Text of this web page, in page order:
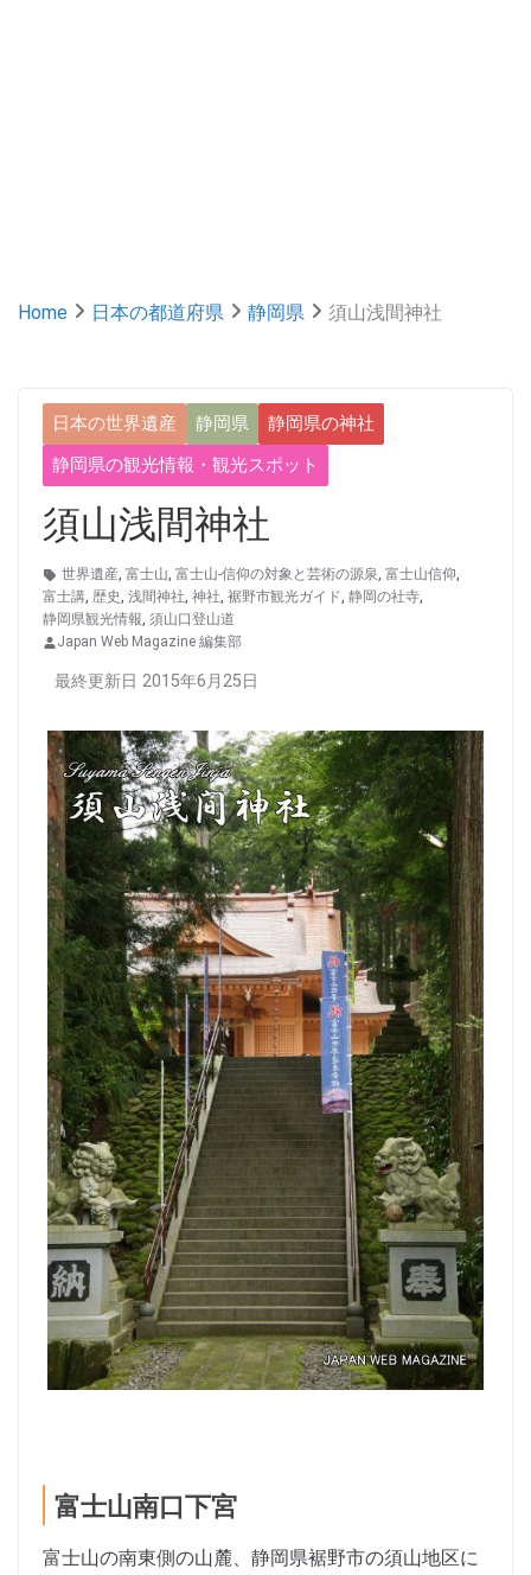
Home 日本の都道府県 静岡県 須山浅間神社
日本の世界遺産 静岡県
静岡県の神社
静岡県の観光情報・観光スポット
須山浅間神社
世界遺産, 富士山, 富士山-信仰の対象と芸術の源泉, 富士山信仰,
富士講, 歴史, 浅間神社, 神社, 裾野市観光ガイド, 静岡の社寺,
静岡県観光情報, 須山口登山道
Japan Web Magazine 編集部
最終更新日 2015年6月25日
富士山南口下宮
富士山の南東側の山麓、静岡県裾野市の須山地区に